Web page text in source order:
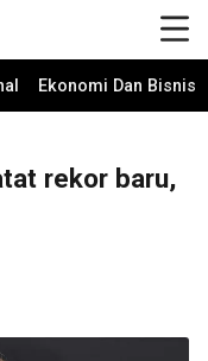
Ekonomi Dan Bisnis
rekor baru,